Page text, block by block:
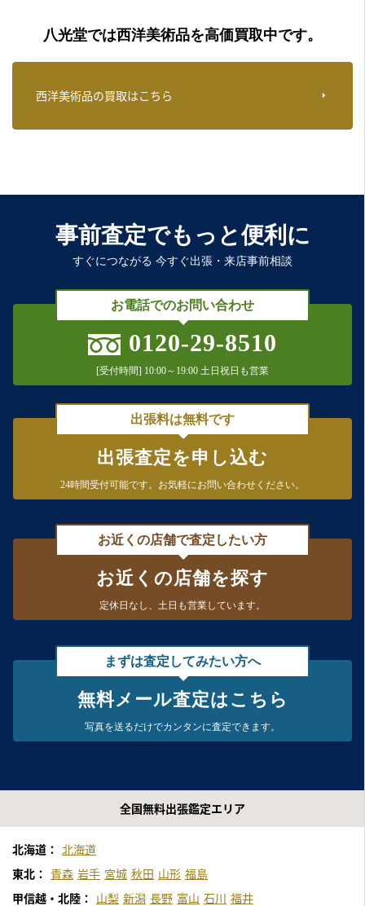
八光堂では西洋美術品を高価買取中です。
西洋美術品の買取はこちら
事前査定でもっと便利に
すぐにつながる 今すぐ出張・来店事前相談
お電話でのお問い合わせ
0120-29-8510
[受付時間] 10:00～19:00 土日祝日も営業
出張料は無料です
出張査定を申し込む
24時間受付可能です。 お気軽にお問い合わせください。
お近くの店舗で査定したい方
お近くの店舗を探す
定休日なし、 土日も営業しています。
まずは査定してみたい方へ
無料メール査定はこちら
写真を送るだけでカンタンに査定できます。
全国無料出張鑑定エリア
北海道： 北海道
東北： 青森 岩手 宮城 秋田 山形 福島
甲信越・北陸：
山梨 新潟 長野 富山 石川 福井